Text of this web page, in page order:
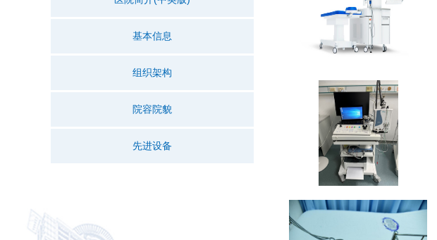
基本信息
组织架构
院容院貌
先进设备